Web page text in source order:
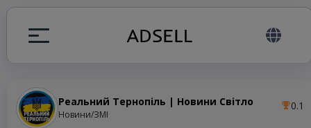
Реальний Тернопіль | Новини Світло
Новини/ЗМІ
0.1